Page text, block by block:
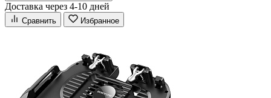
Доставка через 4-10 дней
Сравнить Избранное